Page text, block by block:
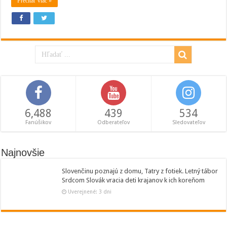
6,488
Fanúšikov
439
Odberateľov
534
Sledovateľov
Najnovšie
Slovenčinu poznajú z domu, Tatry z fotiek. Letný tábor
Srdcom Slovák vracia deti krajanov k ich koreňom
Uverejnené: 3 dni